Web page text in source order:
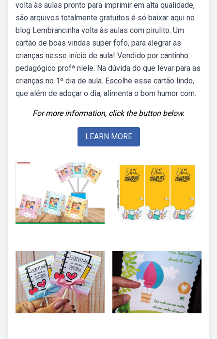
volta às aulas pronto para imprimir em alta qualidade,
são arquivos totalmente gratuitos é só baixar aqui no
blog Lembrancinha volta às aulas com pirulito. Um
cartão de boas vindas super fofo, para alegrar as
crianças nesse início de aula! Vendido por cantinho
pedagógico profª niele. Na dúvida do que levar para as
crianças no 1º dia de aula. Escolhe esse cartão lindo,
que além de adoçar o dia, alimenta o bom humor com.
For more information, click the button below.
LEARN MORE